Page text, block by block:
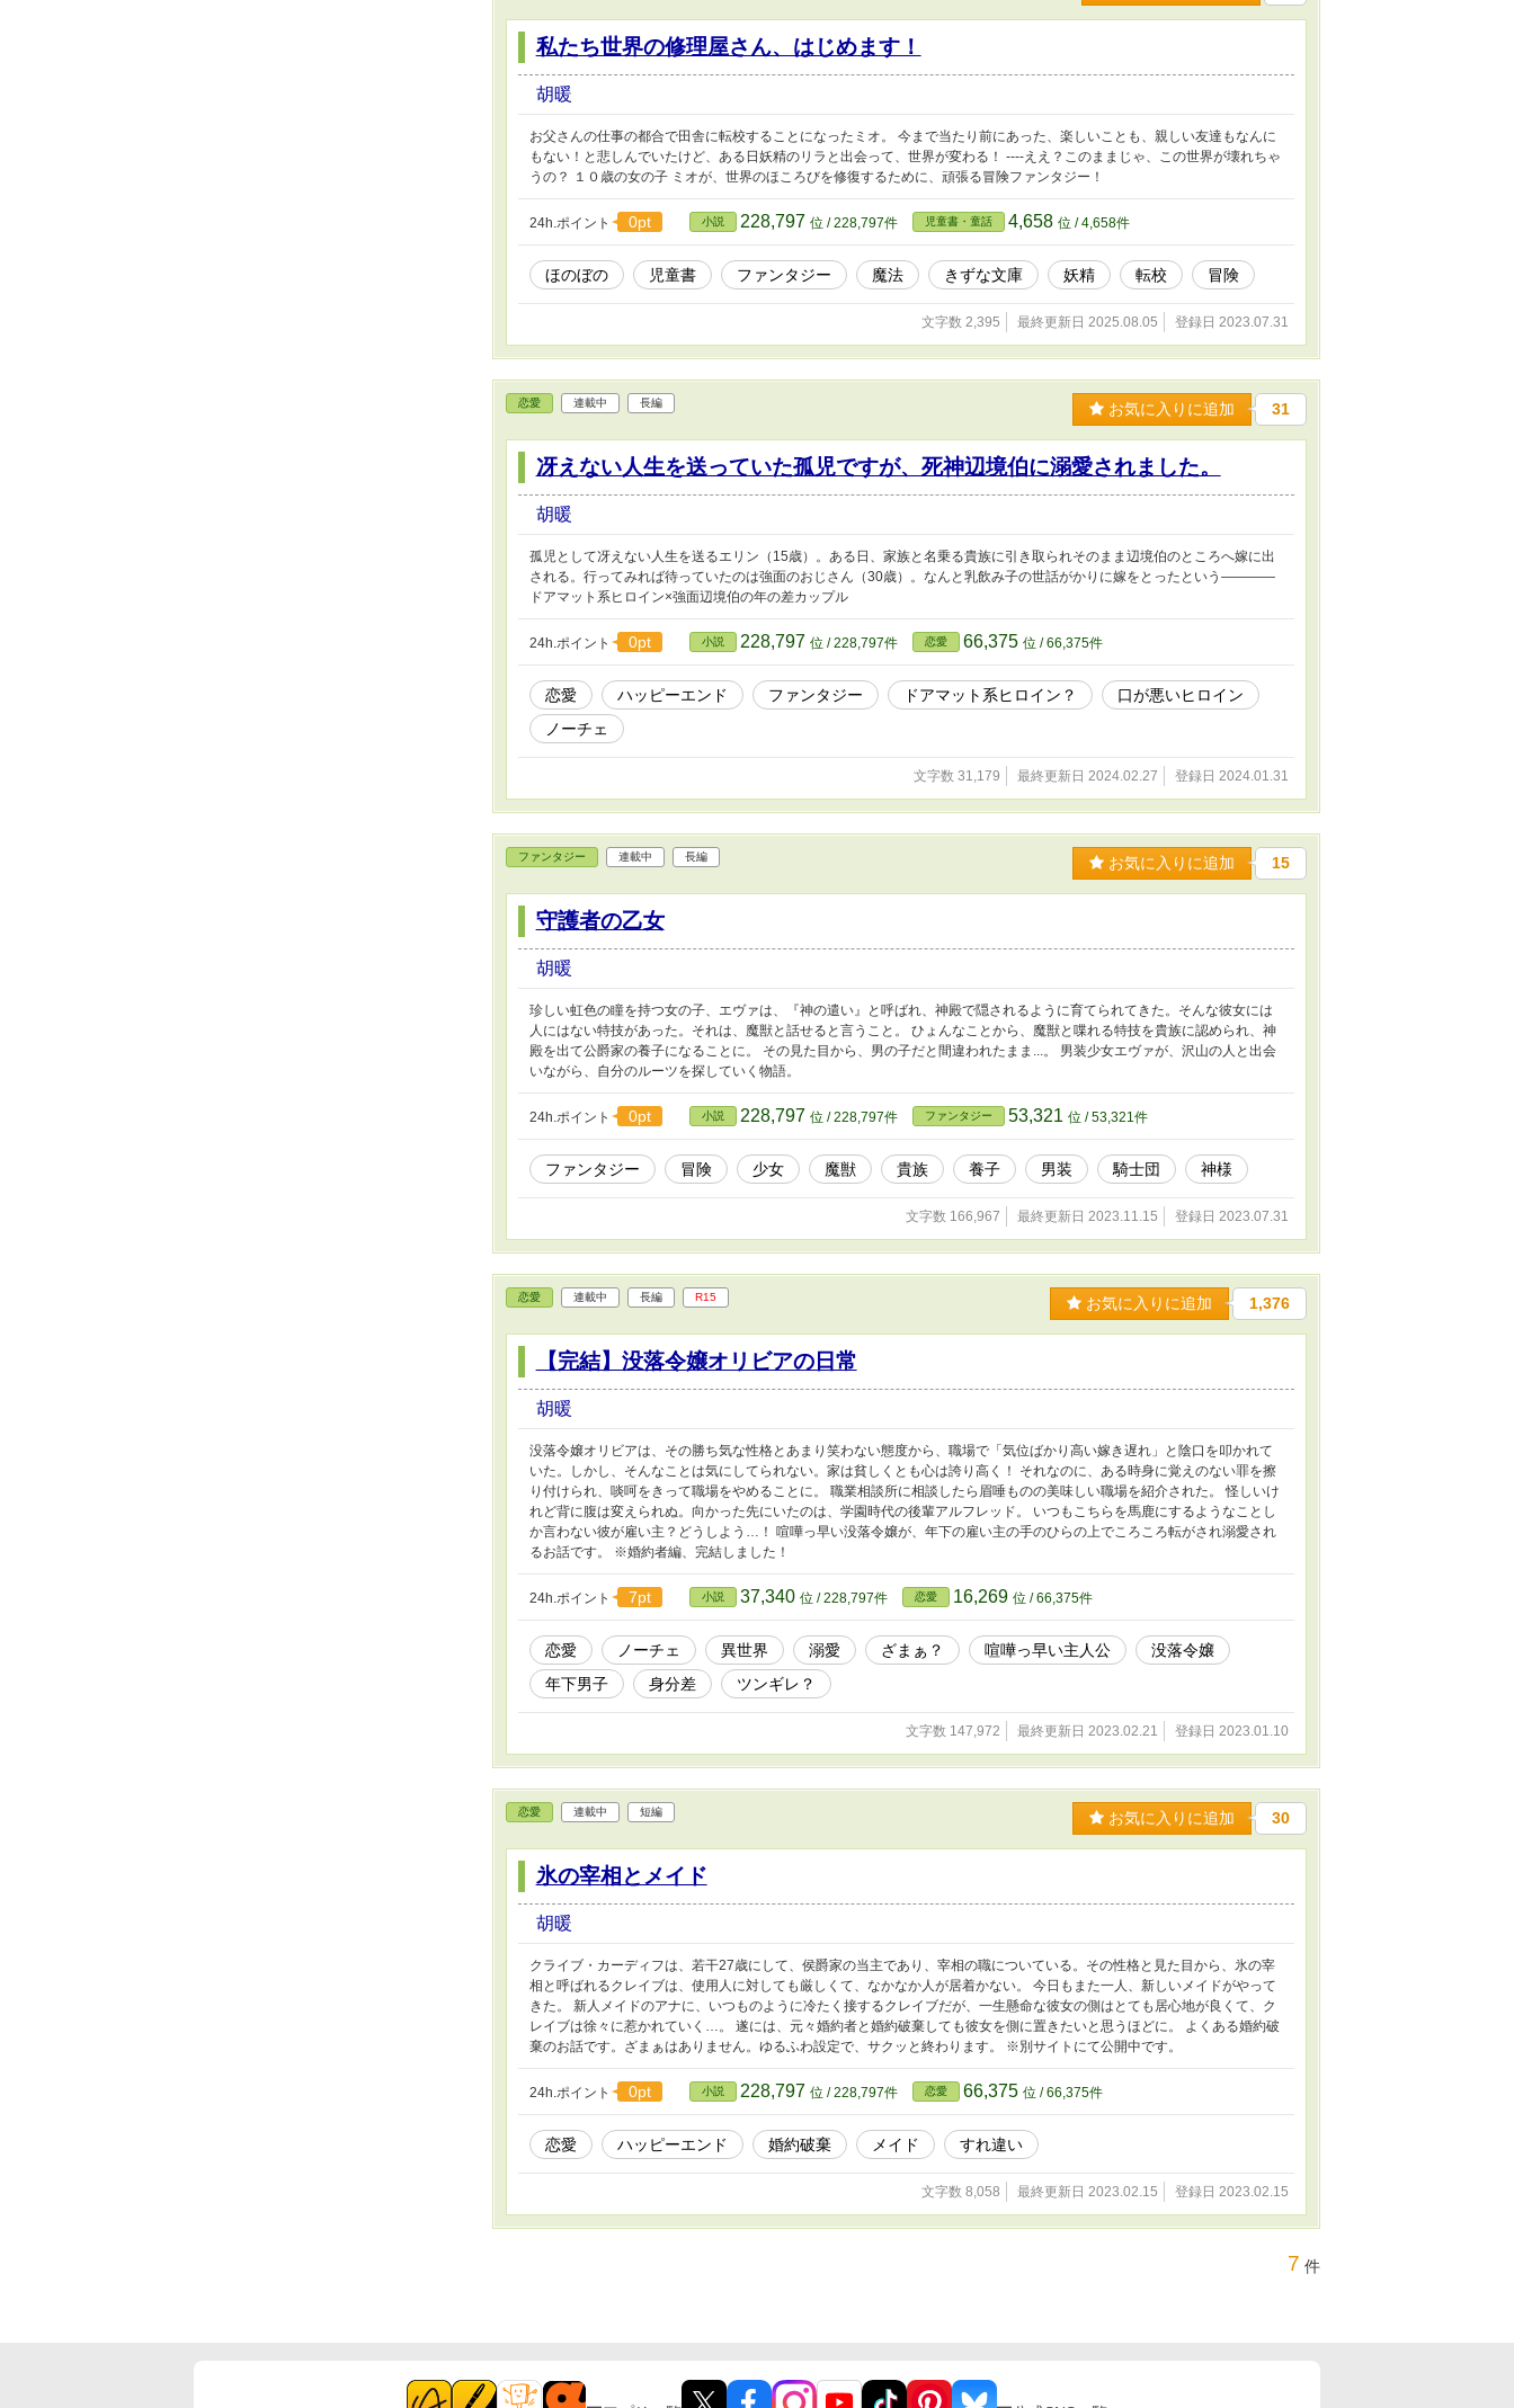
私たち世界の修理屋さん、はじめます！
胡暖
お父さんの仕事の都合で田舎に転校することになったミオ。 今まで当たり前にあった、楽しいことも、親しい友達もなんに
もない！と悲しんでいたけど、ある日妖精のリラと出会って、世界が変わる！ ----ええ？このままじゃ、この世界が壊れちゃ
うの？ １０歳の女の子 ミオが、世界のほころびを修復するために、頑張る冒険ファンタジー！
24h.ポイント 0pt 小説 228,797 位 / 228,797件 児童書・童話 4,658 位 / 4,658件
ほのぼの 児童書 ファンタジー 魔法 きずな文庫 妖精 転校 冒険
文字数 2,395 最終更新日 2025.08.05 登録日 2023.07.31
恋愛 連載中 長編 お気に入りに追加 31
冴えない人生を送っていた孤児ですが、死神辺境伯に溺愛されました。
胡暖
孤児として冴えない人生を送るエリン（15歳）。ある日、家族と名乗る貴族に引き取られそのまま辺境伯のところへ嫁に出
される。行ってみれば待っていたのは強面のおじさん（30歳）。なんと乳飲み子の世話がかりに嫁をとったという――――
ドアマット系ヒロイン×強面辺境伯の年の差カップル
24h.ポイント 0pt 小説 228,797 位 / 228,797件 恋愛 66,375 位 / 66,375件
恋愛 ハッピーエンド ファンタジー ドアマット系ヒロイン？
口が悪いヒロイン
ノーチェ
文字数 31,179 最終更新日 2024.02.27 登録日 2024.01.31
ファンタジー 連載中 長編 お気に入りに追加 15
守護者の乙女
胡暖
珍しい虹色の瞳を持つ女の子、エヴァは、『神の遣い』と呼ばれ、神殿で隠されるように育てられてきた。そんな彼女には
人にはない特技があった。それは、魔獣と話せると言うこと。 ひょんなことから、魔獣と喋れる特技を貴族に認められ、神
殿を出て公爵家の養子になることに。 その見た目から、男の子だと間違われたまま...。 男装少女エヴァが、沢山の人と出会
いながら、自分のルーツを探していく物語。
24h.ポイント 0pt 小説 228,797 位 / 228,797件 ファンタジー 53,321 位 / 53,321件
ファンタジー 冒険 少女 魔獣 貴族 養子 男装 騎士団 神様
文字数 166,967 最終更新日 2023.11.15 登録日 2023.07.31
恋愛 連載中 長編 R15 お気に入りに追加 1,376
【完結】没落令嬢オリビアの日常
胡暖
没落令嬢オリビアは、その勝ち気な性格とあまり笑わない態度から、職場で「気位ばかり高い嫁き遅れ」と陰口を叩かれて
いた。しかし、そんなことは気にしてられない。家は貧しくとも心は誇り高く！ それなのに、ある時身に覚えのない罪を擦
り付けられ、啖呵をきって職場をやめることに。 職業相談所に相談したら眉唾ものの美味しい職場を紹介された。 怪しいけ
れど背に腹は変えられぬ。向かった先にいたのは、学園時代の後輩アルフレッド。 いつもこちらを馬鹿にするようなことし
か言わない彼が雇い主？どうしよう…！ 喧嘩っ早い没落令嬢が、年下の雇い主の手のひらの上でころころ転がされ溺愛され
るお話です。 ※婚約者編、完結しました！
24h.ポイント 7pt 小説 37,340 位 / 228,797件 恋愛 16,269 位 / 66,375件
恋愛 ノーチェ 異世界 溺愛 ざまぁ？ 喧嘩っ早い主人公
没落令嬢
年下男子
身分差 ツンギレ？
文字数 147,972 最終更新日 2023.02.21 登録日 2023.01.10
恋愛 連載中 短編 お気に入りに追加 30
氷の宰相とメイド
胡暖
クライブ・カーディフは、若干27歳にして、侯爵家の当主であり、宰相の職についている。その性格と見た目から、氷の宰
相と呼ばれるクレイブは、使用人に対しても厳しくて、なかなか人が居着かない。 今日もまた一人、新しいメイドがやって
きた。 新人メイドのアナに、いつものように冷たく接するクレイブだが、一生懸命な彼女の側はとても居心地が良くて、ク
レイブは徐々に惹かれていく…。 遂には、元々婚約者と婚約破棄しても彼女を側に置きたいと思うほどに。 よくある婚約破
棄のお話です。ざまぁはありません。ゆるふわ設定で、サクッと終わります。 ※別サイトにて公開中です。
24h.ポイント 0pt 小説 228,797 位 / 228,797件 恋愛 66,375 位 / 66,375件
恋愛 ハッピーエンド 婚約破棄 メイド すれ違い
文字数 8,058 最終更新日 2023.02.15 登録日 2023.02.15
7 件